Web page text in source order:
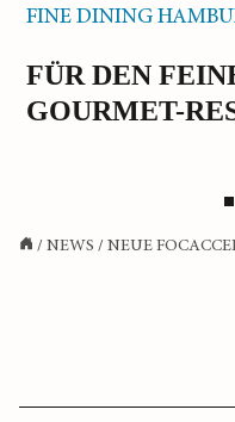
FINE DINING
FÜR DEN
GOURMET-
/ NEWS / NEUE